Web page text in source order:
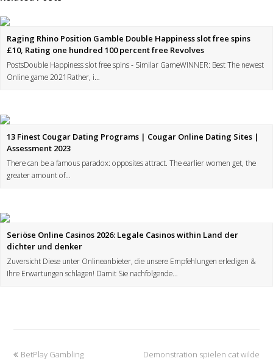
Raging Rhino Position Gamble Double Happiness slot free spins
£10, Rating one hundred 100 percent free Revolves
PostsDouble Happiness slot free spins - Similar GameWINNER: Best The newest
Online game 2021Rather, i…
13 Finest Cougar Dating Programs | Cougar Online Dating Sites |
Assessment 2023
There can be a famous paradox: opposites attract. The earlier women get, the
greater amount of…
Seriöse Online Casinos 2026: Legale Casinos within Land der
dichter und denker
Zuversicht Diese unter Onlineanbieter, die unsere Empfehlungen erledigen &
Ihre Erwartungen schlagen! Damit Sie nachfolgende…
BetPlay Gambling
Demonstration spielen cat wilde